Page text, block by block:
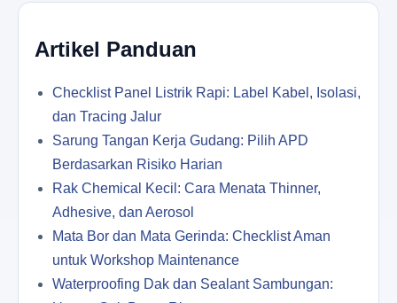
Artikel Panduan
Checklist Panel Listrik Rapi: Label Kabel, Isolasi,
dan Tracing Jalur
Sarung Tangan Kerja Gudang: Pilih APD
Berdasarkan Risiko Harian
Rak Chemical Kecil: Cara Menata Thinner,
Adhesive, dan Aerosol
Mata Bor dan Mata Gerinda: Checklist Aman
untuk Workshop Maintenance
Waterproofing Dak dan Sealant Sambungan: